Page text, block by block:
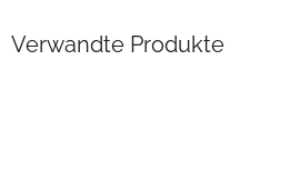
Verwandte Produkte